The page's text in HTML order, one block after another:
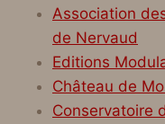
Association
de Nervaud
Editions
Château de
Conservatoire